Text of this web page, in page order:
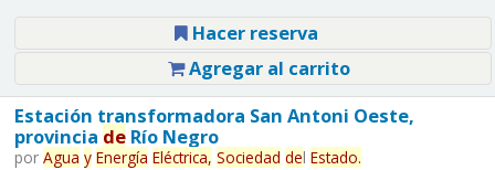
Hacer reserva
Agregar al carrito
Estación transformadora San Antoni Oeste,
provincia deRío Negro
por Agua y Energía Eléctrica, Sociedad del Estado.